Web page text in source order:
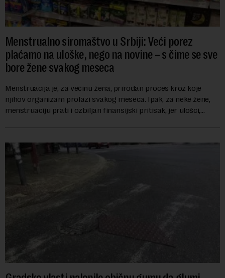
Menstrualno siromaštvo u Srbiji: Veći porez
plaćamo na uloške, nego na novine – s čime se sve
bore žene svakog meseca
Menstruacija je, za većinu žena, prirodan proces kroz koje
njihov organizam prolazi svakog meseca. Ipak, za neke žene,
menstruaciju prati i ozbiljan finansijski pritisak, jer ulošci,